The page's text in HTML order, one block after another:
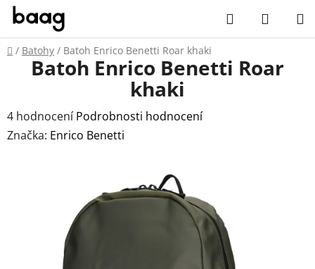
Přejít
obsah
Hledat
KOŠÍK
Domů
/ Batohy / Batoh Enrico Benetti Roar khaki
Batoh Enrico Benetti Roar
khaki
Průměrné
hodnocení
4 hodnocení Podrobnosti hodnocení
Značka: Enrico Benetti